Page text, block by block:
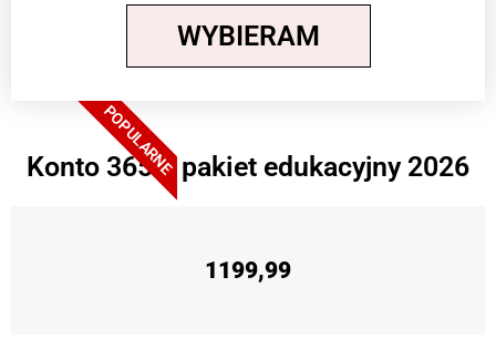
WYBIERAM
POPULARNE
Konto 365 + pakiet edukacyjny 2026
1199,99